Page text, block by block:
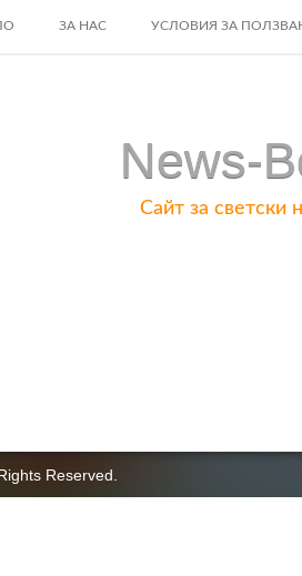
ЗА НАС УСЛОВИЯ ЗА
News-
Сайт за светски
Reserved.